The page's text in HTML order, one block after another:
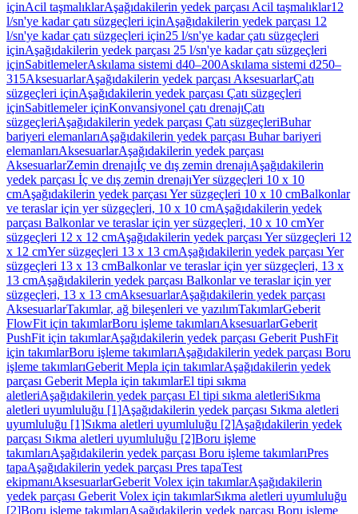
içinAcil taşmalıklarAşağıdakilerin yedek parçası Acil taşmalıklar12
l/sn'ye kadar çatı süzgeçleri içinAşağıdakilerin yedek parçası 12
l/sn'ye kadar çatı süzgeçleri için25 l/sn'ye kadar çatı süzgeçleri
içinAşağıdakilerin yedek parçası 25 l/sn'ye kadar çatı süzgeçleri
içinSabitlemelerAskılama sistemi d40–200Askılama sistemi d250–
315AksesuarlarAşağıdakilerin yedek parçası AksesuarlarÇatı
süzgeçleri içinAşağıdakilerin yedek parçası Çatı süzgeçleri
içinSabitlemeler içinKonvansiyonel çatı drenajıÇatı
süzgeçleriAşağıdakilerin yedek parçası Çatı süzgeçleriBuhar
bariyeri elemanlarıAşağıdakilerin yedek parçası Buhar bariyeri
elemanlarıAksesuarlarAşağıdakilerin yedek parçası
AksesuarlarZemin drenajıİç ve dış zemin drenajıAşağıdakilerin
yedek parçası İç ve dış zemin drenajıYer süzgeçleri 10 x 10
cmAşağıdakilerin yedek parçası Yer süzgeçleri 10 x 10 cmBalkonlar
ve teraslar için yer süzgeçleri, 10 x 10 cmAşağıdakilerin yedek
parçası Balkonlar ve teraslar için yer süzgeçleri, 10 x 10 cmYer
süzgeçleri 12 x 12 cmAşağıdakilerin yedek parçası Yer süzgeçleri 12
x 12 cmYer süzgeçleri 13 x 13 cmAşağıdakilerin yedek parçası Yer
süzgeçleri 13 x 13 cmBalkonlar ve teraslar için yer süzgeçleri, 13 x
13 cmAşağıdakilerin yedek parçası Balkonlar ve teraslar için yer
süzgeçleri, 13 x 13 cmAksesuarlarAşağıdakilerin yedek parçası
AksesuarlarTakımlar, ağ bileşenleri ve yazılımTakımlarGeberit
FlowFit için takımlarBoru işleme takımlarıAksesuarlarGeberit
PushFit için takımlarAşağıdakilerin yedek parçası Geberit PushFit
için takımlarBoru işleme takımlarıAşağıdakilerin yedek parçası Boru
işleme takımlarıGeberit Mepla için takımlarAşağıdakilerin yedek
parçası Geberit Mepla için takımlarEl tipi sıkma
aletleriAşağıdakilerin yedek parçası El tipi sıkma aletleriSıkma
aletleri uyumluluğu [1]Aşağıdakilerin yedek parçası Sıkma aletleri
uyumluluğu [1]Sıkma aletleri uyumluluğu [2]Aşağıdakilerin yedek
parçası Sıkma aletleri uyumluluğu [2]Boru işleme
takımlarıAşağıdakilerin yedek parçası Boru işleme takımlarıPres
tapaAşağıdakilerin yedek parçası Pres tapaTest
ekipmanıAksesuarlarGeberit Volex için takımlarAşağıdakilerin
yedek parçası Geberit Volex için takımlarSıkma aletleri uyumluluğu
[2]Boru işleme takımlarıAşağıdakilerin yedek parçası Boru işleme